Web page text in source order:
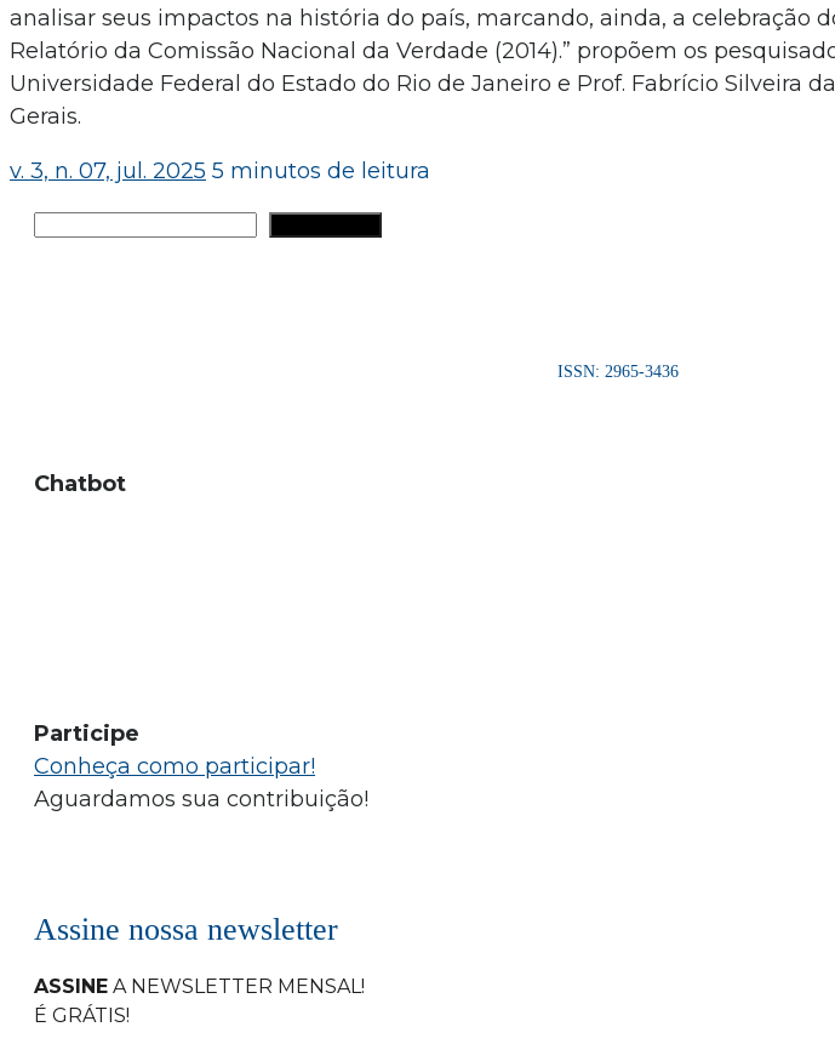
analisar seus impactos na história do país, marcando, ainda, a celebração
Relatório da Comissão Nacional da Verdade (2014).” propõem os
Universidade Federal do Estado do Rio de Janeiro e Prof. Fabrício Silveira
Gerais.
v. 3, n. 07, jul. 2025 5 minutos de leitura
Pesquisar
ISSN: 2965-3436
Chatbot
Participe
Conheça como participar!
Aguardamos sua contribuição!
Assine nossa newsletter
ASSINE A NEWSLETTER MENSAL!
É GRÁTIS!